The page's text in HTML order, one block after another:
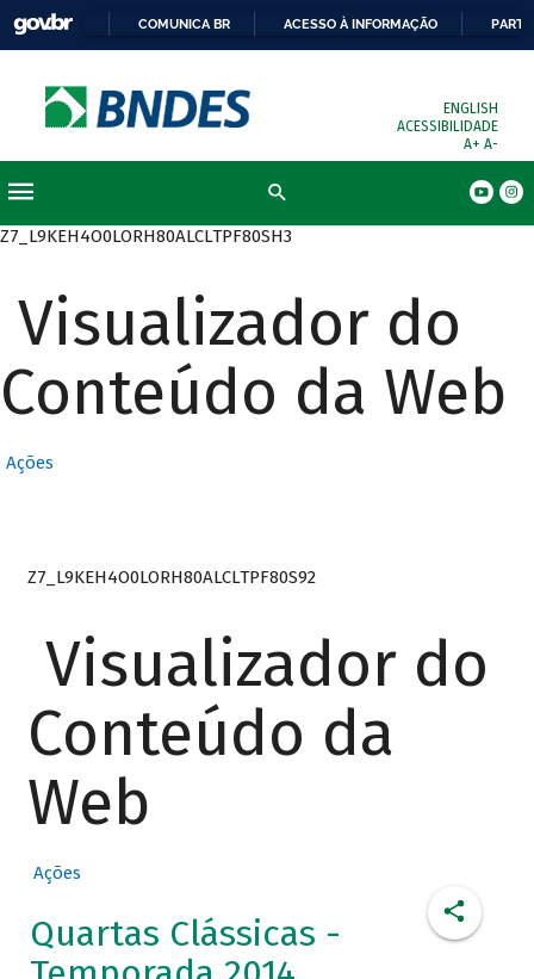
COMUNICA BR ACESSO À INFORMAÇÃO
ENGLISH
ACESSIBILIDADE
A+ A-
Z7_L9KEH4O0LORH80ALCLTPF80SH3
Visualizador do
Conteúdo da Web
Ações
Z7_L9KEH4O0LORH80ALCLTPF80S92
Visualizador do
Conteúdo da
Web
Ações
Quartas Clássicas -